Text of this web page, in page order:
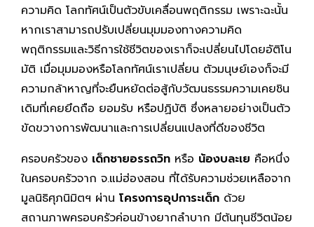
ความคิด โลกทัศน์เป็นตัวขับเคลื่อนพฤติกรรม เพราะฉะนั้น
หากเราสามารถปรับเปลี่ยนมุมมองทางความคิด
พฤติกรรมและวิธีการใช้ชีวิตของเราก็จะเปลี่ยนไปโดยอัติโน
มัติ เมื่อมุมมองหรือโลกทัศน์เราเปลี่ยน ตัวมนุษย์เองก็จะมี
ความกล้าหาญที่จะยืนหยัดต่อสู้กับวัฒนธรรมความเคยชิน
เดิมที่เคยยึดถือ ยอมรับ หรือปฏิบัติ ซึ่งหลายอย่างเป็นตัว
ขัดขวางการพัฒนาและการเปลี่ยนแปลงที่ดีของชีวิต
ครอบครัวของ เด็กชายอรรถวิท หรือ น้องบละเย คือหนึ่ง
ในครอบครัวจาก จ.แม่ฮ่องสอน ที่ได้รับความช่วยเหลือจาก
มูลนิธิศุภนิมิตฯ ผ่าน โครงการอุปการะเด็ก ด้วย
สถานภาพครอบครัวค่อนข้างยากลำบาก มีต้นทุนชีวิตน้อย